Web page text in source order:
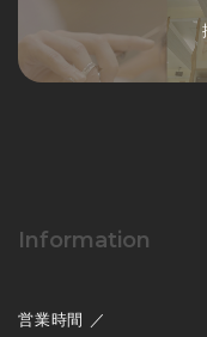
Information
営業時間 ／